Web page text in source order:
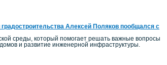
Алексей Поляков пообщался с
среды, который помогает решать важные вопросы
и развитие инженерной инфраструктуры.